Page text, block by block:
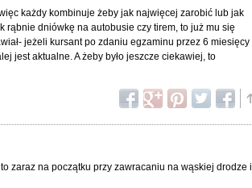
każdy kombinuje żeby jak najwięcej zarobić lub jak
rąbnie dniówkę na autobusie czy tirem, to już mu się
jeżeli kursant po zdaniu egzaminu przez 6 miesięcy
jest aktualne. A żeby było jeszcze ciekawiej, to
zaraz na początku przy zawracaniu na wąskiej drodze i